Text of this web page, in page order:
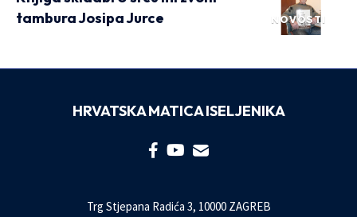
NOVOSTI
tambura Josipa Jurce
HRVATSKA MATICA ISELJENIKA
Trg Stjepana Radića 3, 10000 ZAGREB